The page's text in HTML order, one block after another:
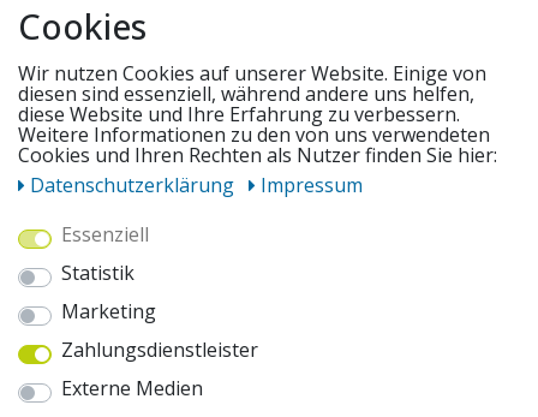
UNSERE ANGEBOTE
WIR VERSENDEN MIT
AUSZEICHNUNGEN & SICHERHEIT
Cookies
Wir nutzen Cookies auf unserer Website. Einige von
diesen sind essenziell, während andere uns helfen,
diese Website und Ihre Erfahrung zu verbessern.
Weitere Informationen zu den von uns verwendeten
Cookies und Ihren Rechten als Nutzer finden Sie hier:
Daten­schutz­erklärung
Impressum
Essenziell
Statistik
Marketing
Zahlungsdienstleister
Externe Medien